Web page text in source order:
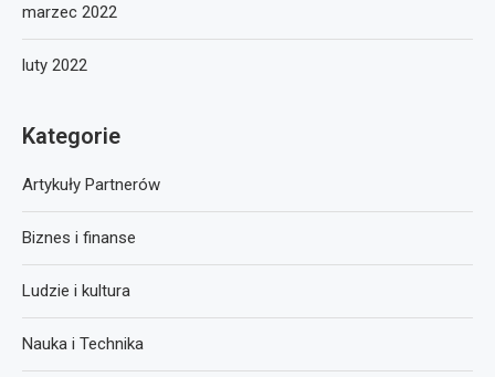
marzec 2022
luty 2022
Kategorie
Artykuły Partnerów
Biznes i finanse
Ludzie i kultura
Nauka i Technika